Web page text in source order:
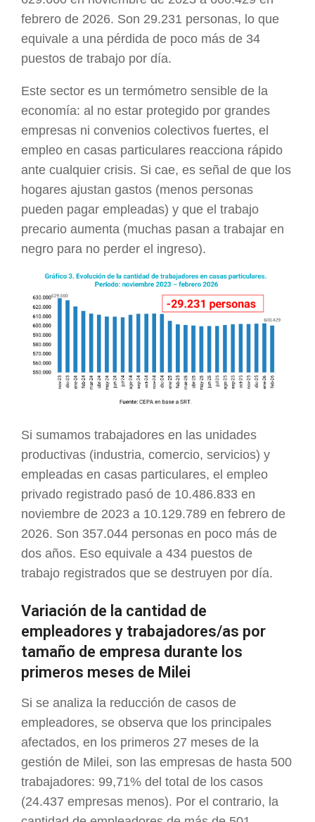
febrero de 2026. Son 29.231 personas, lo que
equivale a una pérdida de poco más de 34
puestos de trabajo por día.
Este sector es un termómetro sensible de la
economía: al no estar protegido por grandes
empresas ni convenios colectivos fuertes, el
empleo en casas particulares reacciona rápido
ante cualquier crisis. Si cae, es señal de que los
hogares ajustan gastos (menos personas
pueden pagar empleadas) y que el trabajo
precario aumenta (muchas pasan a trabajar en
negro para no perder el ingreso).
Si sumamos trabajadores en las unidades
productivas (industria, comercio, servicios) y
empleadas en casas particulares, el empleo
privado registrado pasó de 10.486.833 en
noviembre de 2023 a 10.129.789 en febrero de
2026. Son 357.044 personas en poco más de
dos años. Eso equivale a 434 puestos de
trabajo registrados que se destruyen por día.
Variación de la cantidad de
empleadores y trabajadores/as por
tamaño de empresa durante los
primeros meses de Milei
Si se analiza la reducción de casos de
empleadores, se observa que los principales
afectados, en los primeros 27 meses de la
gestión de Milei, son las empresas de hasta 500
trabajadores: 99,71% del total de los casos
(24.437 empresas menos). Por el contrario, la